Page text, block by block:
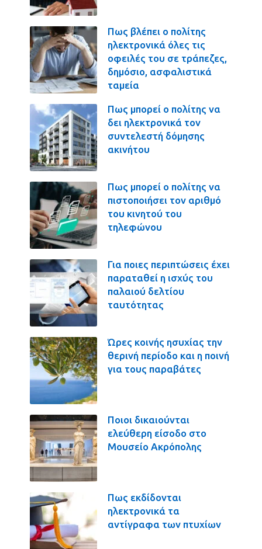
Πως βλέπει ο πολίτης
ηλεκτρονικά όλες τις
οφειλές του σε τράπεζες,
δημόσιο, ασφαλιστικά
ταμεία
Πως μπορεί ο πολίτης να
δει ηλεκτρονικά τον
συντελεστή δόμησης
ακινήτου
Πως μπορεί ο πολίτης να
πιστοποιήσει τον αριθμό
του κινητού του
τηλεφώνου
Για ποιες περιπτώσεις έχει
παραταθεί η ισχύς του
παλαιού δελτίου
ταυτότητας
Ώρες κοινής ησυχίας την
θερινή περίοδο και η ποινή
για τους παραβάτες
Ποιοι δικαιούνται
ελεύθερη είσοδο στο
Μουσείο Ακρόπολης
Πως εκδίδονται
ηλεκτρονικά τα
αντίγραφα των πτυχίων